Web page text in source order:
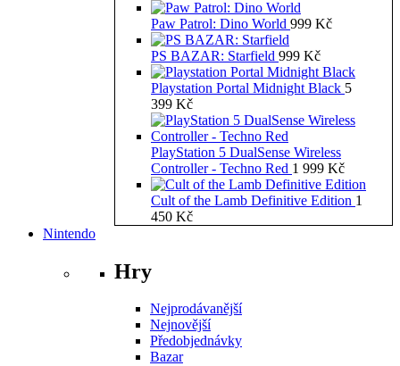
Paw Patrol: Dino World 999 Kč
PS BAZAR: Starfield 999 Kč
Playstation Portal Midnight Black 5
399 Kč
PlayStation 5 DualSense Wireless
Controller - Techno Red 1 999 Kč
Cult of the Lamb Definitive Edition 1
450 Kč
Nintendo
Hry
Nejprodávanější
Nejnovější
Předobjednávky
Bazar